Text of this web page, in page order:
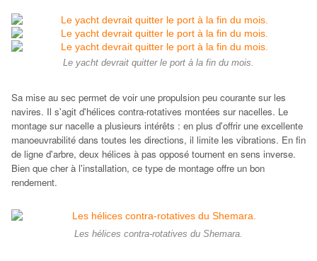
Le yacht devrait quitter le port à la fin du mois.
Sa mise au sec permet de voir une propulsion peu courante sur les
navires. Il s'agit d'hélices contra-rotatives montées sur nacelles. Le
montage sur nacelle a plusieurs intérêts : en plus d'offrir une excellente
manoeuvrabilité dans toutes les directions, il limite les vibrations. En fin
de ligne d'arbre, deux hélices à pas opposé tournent en sens inverse.
Bien que cher à l'installation, ce type de montage offre un bon
rendement.
Les hélices contra-rotatives du Shemara.